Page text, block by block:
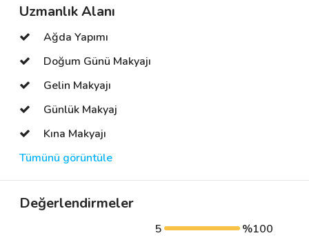
Uzmanlık Alanı
Ağda Yapımı
Doğum Günü Makyajı
Gelin Makyajı
Günlük Makyaj
Kına Makyajı
Tümünü görüntüle
Değerlendirmeler
5
%100